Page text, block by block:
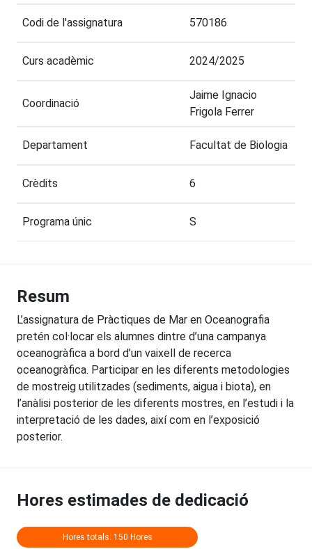
Codi de l'assignatura 570186
Curs acadèmic 2024/2025
Coordinació
Jaime Ignacio
Frigola Ferrer
Departament Facultat de Biologia
Crèdits 6
Programa únic S
Resum
L’assignatura de Pràctiques de Mar en Oceanografia
pretén col·locar els alumnes dintre d’una campanya
oceanogràfica a bord d’un vaixell de recerca
oceanogràfica. Participar en les diferents metodologies
de mostreig utilitzades (sediments, aigua i biota), en
l’anàlisi posterior de les diferents mostres, en l’estudi i la
interpretació de les dades, així com en l’exposició
posterior.
Hores estimades de dedicació
Hores totals: 150 Hores